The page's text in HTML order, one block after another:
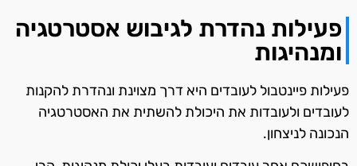
פעילות נהדרת לגיבוש אסטרטגיה
ומנהיגות
פעילות פיינטבול לעובדים היא דרך מצוינת ונהדרת להקנות
לעובדים ולעובדות את היכולת להשתית את האסטרטגיה
הנכונה לניצחון.